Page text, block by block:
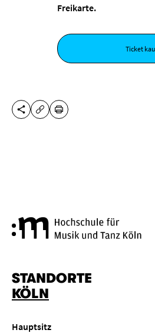
Freikarte.
Ticket
DIESE SEITE TEILEN
URL KOPIEREN
DRUCKEN
STANDORTE
KÖLN
Hauptsitz